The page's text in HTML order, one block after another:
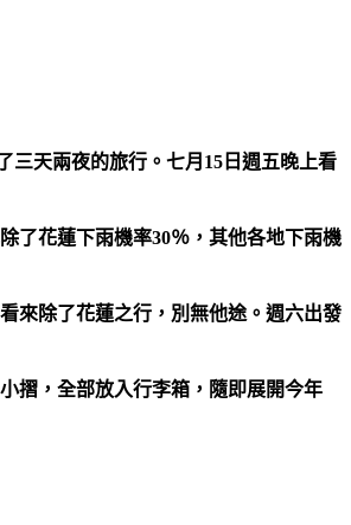
三天兩夜的旅行。七月 15 日週五晚上看
了花蓮下雨機率30％，其他各地下雨機
來除了花蓮之行，別無他途。週六出發
摺，全部放入行李箱，隨即展開今年